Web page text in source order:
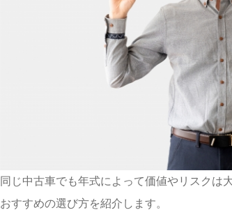
同じ中古車でも年式によって価値やリスクは
おすすめの選び方を紹介します。